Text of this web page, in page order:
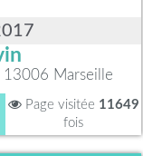
13006 Marseille
Page visitée 11649
fois